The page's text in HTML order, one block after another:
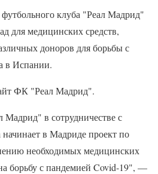
клуба "Реал Мадрид"
для медицинских средств,
доноров для борьбы с
в Испании.
ФК "Реал Мадрид".
в сотрудничестве с
в Мадриде проект по
необходимых медицинских
борьбу с пандемией Covid-19", —